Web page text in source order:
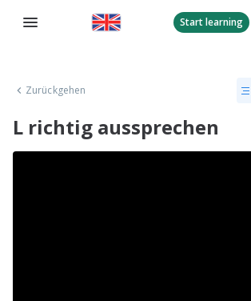
Start learning
Zurückgehen
L richtig aussprechen